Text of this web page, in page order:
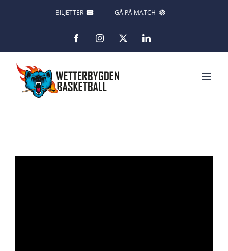
BILJETTER GÅ PÅ MATCH
FacebookInstagram LinkedIn